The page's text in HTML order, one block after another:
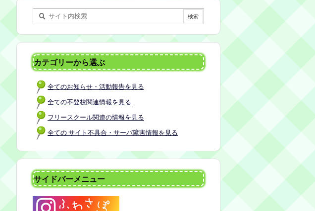
らせていただきます。 ※申し込みをされ
す。 内容：いつもの座談会とは違う場
所でこじんまりとお話をしてお昼の軽食
を食べます。 締め切り：2026年7月24日
https://forms.gle/AG7fezcyC56pCBaLA
カテゴリーから選ぶ
全てのお知らせ・活動報告を見る
全ての不登校関連情報を見る
フリースクール関連の情報を見る
全ての サイト不具合・サーバ障害情報を見る
サイドバーメニュー